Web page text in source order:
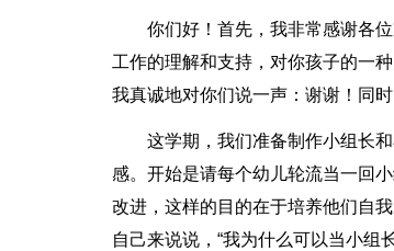
你们好！首先，我非常感谢各
工作的理解和支持，对你孩子的一
我真诚地对你们说一声：谢谢！同
这学期，我们准备制作小组长
感。开始是请每个幼儿轮流当一回
改进，这样的目的在于培养他们自
自己来说说，“我为什么可以当小组